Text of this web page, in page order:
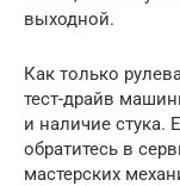
выходной.
Как только
тест-драйв
и наличие стука.
обратитесь в
мастерских